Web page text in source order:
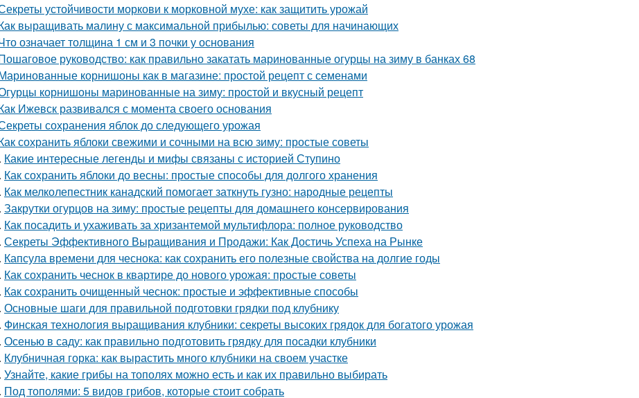
устойчивости моркови к морковной мухе: как защитить урожай
выращивать малину с максимальной прибылью: советы для начинающих
означает толщина 1 см и 3 почки у основания
руководство: как правильно закатать маринованные огурцы на зиму в банках 68
корнишоны как в магазине: простой рецепт с семенами
корнишоны маринованные на зиму: простой и вкусный рецепт
Ижевск развивался с момента своего основания
сохранения яблок до следующего урожая
сохранить яблоки свежими и сочными на всю зиму: простые советы
Какие интересные легенды и мифы связаны с историей Ступино
Как сохранить яблоки до весны: простые способы для долгого хранения
Как мелколепестник канадский помогает заткнуть гузно: народные рецепты
Закрутки огурцов на зиму: простые рецепты для домашнего консервирования
Как посадить и ухаживать за хризантемой мультифлора: полное руководство
Секреты Эффективного Выращивания и Продажи: Как Достичь Успеха на Рынке
Капсула времени для чеснока: как сохранить его полезные свойства на долгие годы
Как сохранить чеснок в квартире до нового урожая: простые советы
Как сохранить очищенный чеснок: простые и эффективные способы
Основные шаги для правильной подготовки грядки под клубнику
Финская технология выращивания клубники: секреты высоких грядок для богатого урожая
Осенью в саду: как правильно подготовить грядку для посадки клубники
Клубничная горка: как вырастить много клубники на своем участке
Узнайте, какие грибы на тополях можно есть и как их правильно выбирать
Под тополями: 5 видов грибов, которые стоит собрать